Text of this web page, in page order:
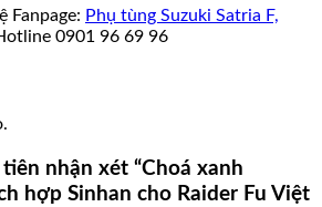
Fanpage: Phụ tùng Suzuki Satria F,
0901 96 69 96
nhận xét “Choá xanh
hợp Sinhan cho Raider Fu Việt